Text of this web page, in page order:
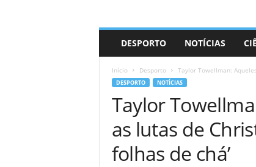
r
DESPORTO NOTÍCIAS
Início Desporto Taylor Towellman:
DESPORTO NOTÍCIAS
Taylor
as lutas de
folhas de chá’